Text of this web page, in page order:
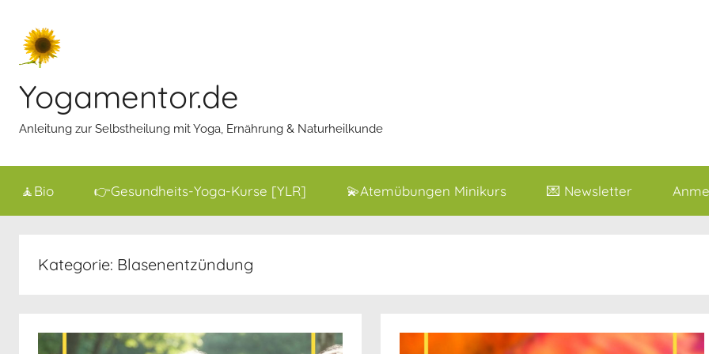
Inhalt
springen
Yogamentor.de
Anleitung zur Selbstheilung mit Yoga, Ernährung & Naturheilkunde
🧘Bio 👉Gesundheits-Yoga-Kurse [YLR] 💫Atemübungen Minikurs 💌 Newsletter
Kategorie: Blasenentzündung